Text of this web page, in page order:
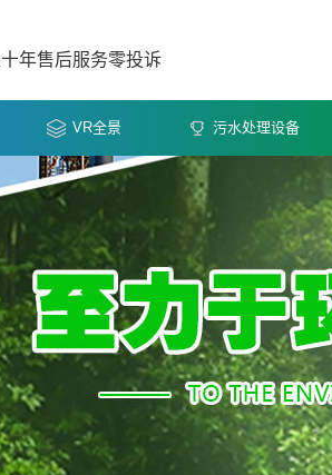
年售后服务零投诉
VR全景 污水处理设备